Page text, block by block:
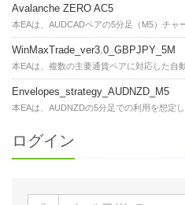
Avalanche ZERO AC5
本EAは、AUDCADペアの5分足（M5）チャ
WinMaxTrade_ver3.0_GBPJPY_5M
本EAは、複数の主要通貨ペアに対応した自
Envelopes_strategy_AUDNZD_M5
本EAは、AUDNZDの5分足での利用を想定
ログイン